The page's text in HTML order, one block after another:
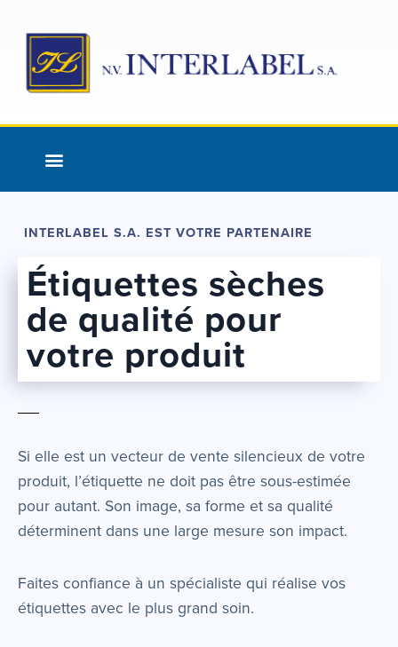
contenu
INTERLABEL S.A. EST VOTRE PARTENAIRE
Étiquettes sèches
de qualité pour
votre produit
Si elle est un vecteur de vente silencieux de votre
produit, l’étiquette ne doit pas être sous-estimée
pour autant. Son image, sa forme et sa qualité
déterminent dans une large mesure son impact.
Faites confiance à un spécialiste qui réalise vos
étiquettes avec le plus grand soin.